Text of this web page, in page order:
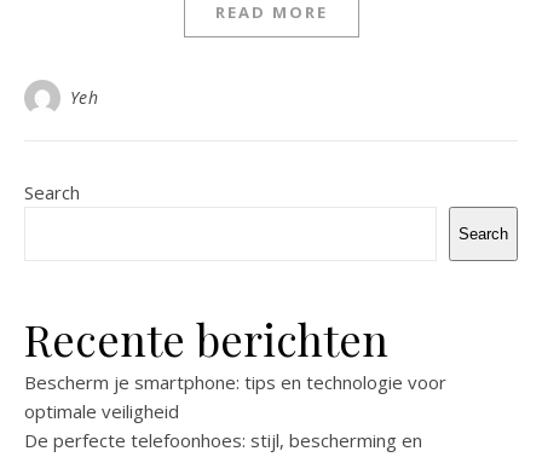
READ MORE
Yeh
Search
Search
Recente berichten
Bescherm je smartphone: tips en technologie voor
optimale veiligheid
De perfecte telefoonhoes: stijl, bescherming en